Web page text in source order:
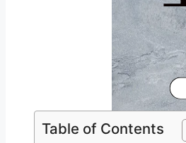
Table of Contents